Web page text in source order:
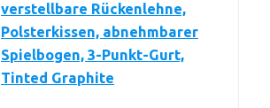
verstellbare Rückenlehne,
Polsterkissen, abnehmbarer
Spielbogen, 3-Punkt-Gurt,
Tinted Graphite